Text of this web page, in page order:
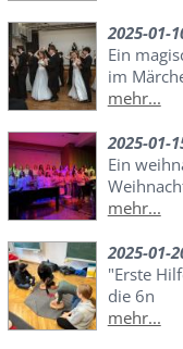
2025-01-
Ein
im
mehr...
2025-01-
Ein
mehr...
2025-01-
"Erste
die 6n
mehr...